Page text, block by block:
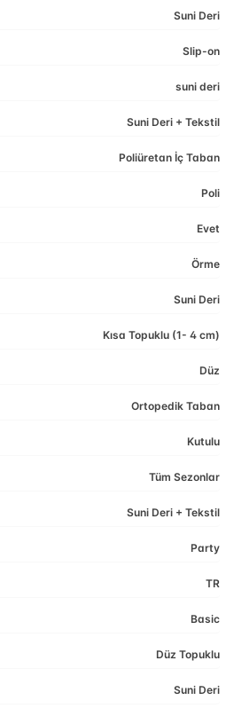
Suni Deri
Slip-on
suni deri
Suni Deri + Tekstil
Poliüretan İç Taban
Poli
Evet
Örme
Suni Deri
Kısa Topuklu (1- 4 cm)
Düz
Ortopedik Taban
Kutulu
Tüm Sezonlar
Suni Deri + Tekstil
Party
TR
Basic
Düz Topuklu
Suni Deri